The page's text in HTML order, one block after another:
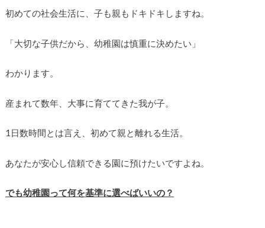
初めての社会生活に、子も親もドキドキしますね。
「大切な子供だから、幼稚園は慎重に決めたい」
わかります。
産まれて数年、大事に育ててきた我が子。
1日数時間とは言え、初めて親と離れる生活。
あなたが安心し信頼できる園に預けたいですよね。
でも幼稚園って何を基準に選べばいいの？